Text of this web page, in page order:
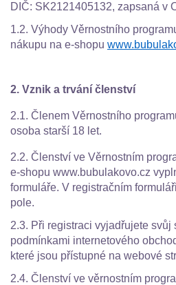
DIČ: SK2121405132, zapsaná v
1.2. Výhody Věrnostního
nákupu na e-shopu
2. Vznik a trvání členství
2.1. Členem Věrnostního
osoba starší 18 let.
2.2. Členství ve Věrnostním
e-shopu www.bubulakovo.cz
formuláře. V registračním
pole.
2.3. Při registraci vyjadřujete svůj
podmínkami internetového
které jsou přístupné na webové
2.4. Členství ve věrnostním